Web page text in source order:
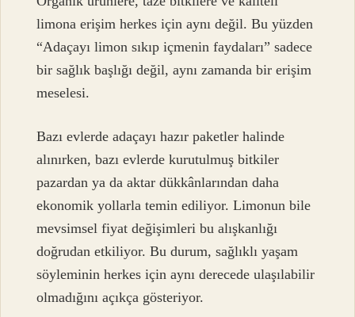
limona erişim herkes için aynı değil. Bu yüzden
“Adaçayı limon sıkıp içmenin faydaları” sadece
bir sağlık başlığı değil, aynı zamanda bir erişim
meselesi.
Bazı evlerde adaçayı hazır paketler halinde
alınırken, bazı evlerde kurutulmuş bitkiler
pazardan ya da aktar dükkânlarından daha
ekonomik yollarla temin ediliyor. Limonun bile
mevsimsel fiyat değişimleri bu alışkanlığı
doğrudan etkiliyor. Bu durum, sağlıklı yaşam
söyleminin herkes için aynı derecede ulaşılabilir
olmadığını açıkça gösteriyor.